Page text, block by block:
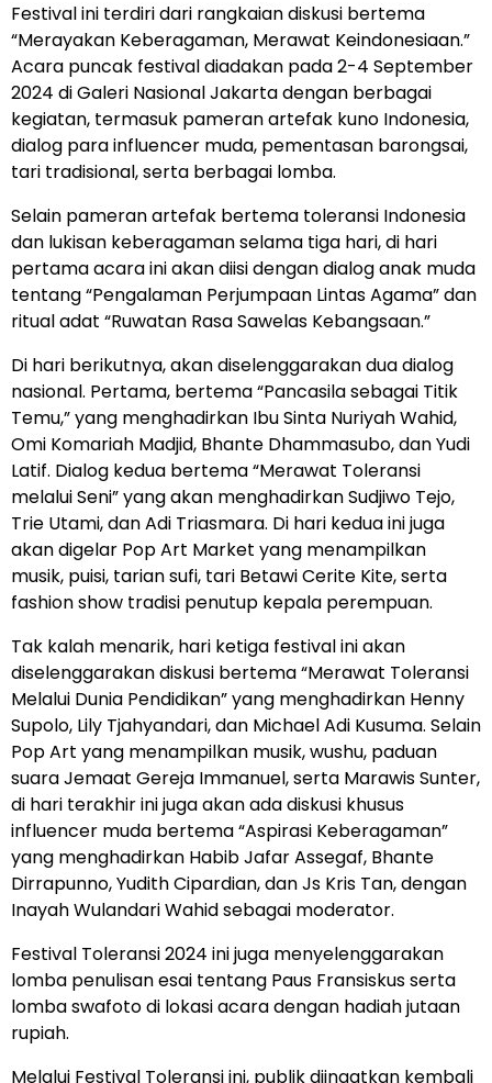
Festival ini terdiri dari rangkaian diskusi bertema
“Merayakan Keberagaman, Merawat Keindonesiaan.”
Acara puncak festival diadakan pada 2-4 September
2024 di Galeri Nasional Jakarta dengan berbagai
kegiatan, termasuk pameran artefak kuno Indonesia,
dialog para influencer muda, pementasan barongsai,
tari tradisional, serta berbagai lomba.
Selain pameran artefak bertema toleransi Indonesia
dan lukisan keberagaman selama tiga hari, di hari
pertama acara ini akan diisi dengan dialog anak muda
tentang “Pengalaman Perjumpaan Lintas Agama” dan
ritual adat “Ruwatan Rasa Sawelas Kebangsaan.”
Di hari berikutnya, akan diselenggarakan dua dialog
nasional. Pertama, bertema “Pancasila sebagai Titik
Temu,” yang menghadirkan Ibu Sinta Nuriyah Wahid,
Omi Komariah Madjid, Bhante Dhammasubo, dan Yudi
Latif. Dialog kedua bertema “Merawat Toleransi
melalui Seni” yang akan menghadirkan Sudjiwo Tejo,
Trie Utami, dan Adi Triasmara. Di hari kedua ini juga
akan digelar Pop Art Market yang menampilkan
musik, puisi, tarian sufi, tari Betawi Cerite Kite, serta
fashion show tradisi penutup kepala perempuan.
Tak kalah menarik, hari ketiga festival ini akan
diselenggarakan diskusi bertema “Merawat Toleransi
Melalui Dunia Pendidikan” yang menghadirkan Henny
Supolo, Lily Tjahyandari, dan Michael Adi Kusuma. Selain
Pop Art yang menampilkan musik, wushu, paduan
suara Jemaat Gereja Immanuel, serta Marawis Sunter,
di hari terakhir ini juga akan ada diskusi khusus
influencer muda bertema “Aspirasi Keberagaman”
yang menghadirkan Habib Jafar Assegaf, Bhante
Dirrapunno, Yudith Cipardian, dan Js Kris Tan, dengan
Inayah Wulandari Wahid sebagai moderator.
Festival Toleransi 2024 ini juga menyelenggarakan
lomba penulisan esai tentang Paus Fransiskus serta
lomba swafoto di lokasi acara dengan hadiah jutaan
rupiah.
Melalui Festival Toleransi ini, publik diingatkan kembali